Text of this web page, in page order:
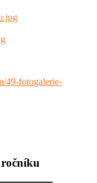
49-fotogalerie-